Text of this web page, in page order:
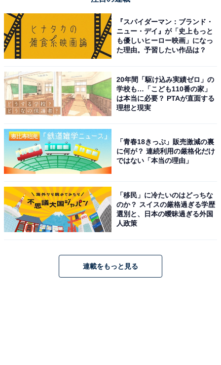
急東横線と東京メトロ副都心線、東急田園都市線と東京
メトロ半蔵門線でそれぞれ直通運転を行っており、横浜
や埼玉方面へのアクセスも快適です。
渋谷駅周辺には渋谷マークシティ、渋谷ヒカリエ、渋谷
ストリーム、渋谷フクラスが建設されただけでなく、さ
らなる再開発も進んでいます。各種ショップやレストラ
め、どんな世代の方でも楽しめます。
渋谷駅から15分ほど歩くと代々木公園があります。代々
木公園は森林公園と広場地区の2つの地区に分かれてお
り、野外ステージやイベント広場、全長1.8kmのサイク
リングコース、ドッグランなどの設備があるのに加え、
約660本の桜の名所、秋の紅葉スポットとしても有名で
す。
＞5位までの全ランキング結果を見る
『スパイダーマン：ブランド・
ニュー・デイ』が「史上もっと
も優しいヒーロー映画」になっ
た理由。予習したい作品は？
20年間「駆け込み実績ゼロ」の
学校も…「こども110番の家」
は本当に必要？ PTAが直面する
理想と現実
「青春18きっぷ」販売激減の裏
に何が？ 連続利用の厳格化だけ
ではない「本当の理由」
「移民」に冷たいのはどっちな
のか？ スイスの厳格過ぎる学歴
選別と、日本の曖昧過ぎる外国
人政策
連載をもっと見る